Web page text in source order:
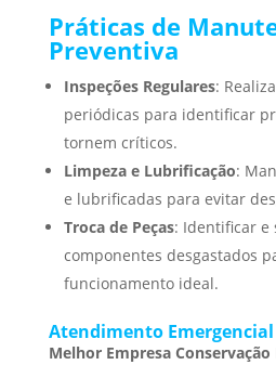
Práticas de
Preventiva
Inspeções Regulares:
periódicas para identificar
tornem críticos.
Limpeza e Lubrificação:
e lubrificadas para evitar
Troca de Peças: Identificar
componentes desgastados
funcionamento ideal.
Atendimento Emergencial
Melhor Empresa